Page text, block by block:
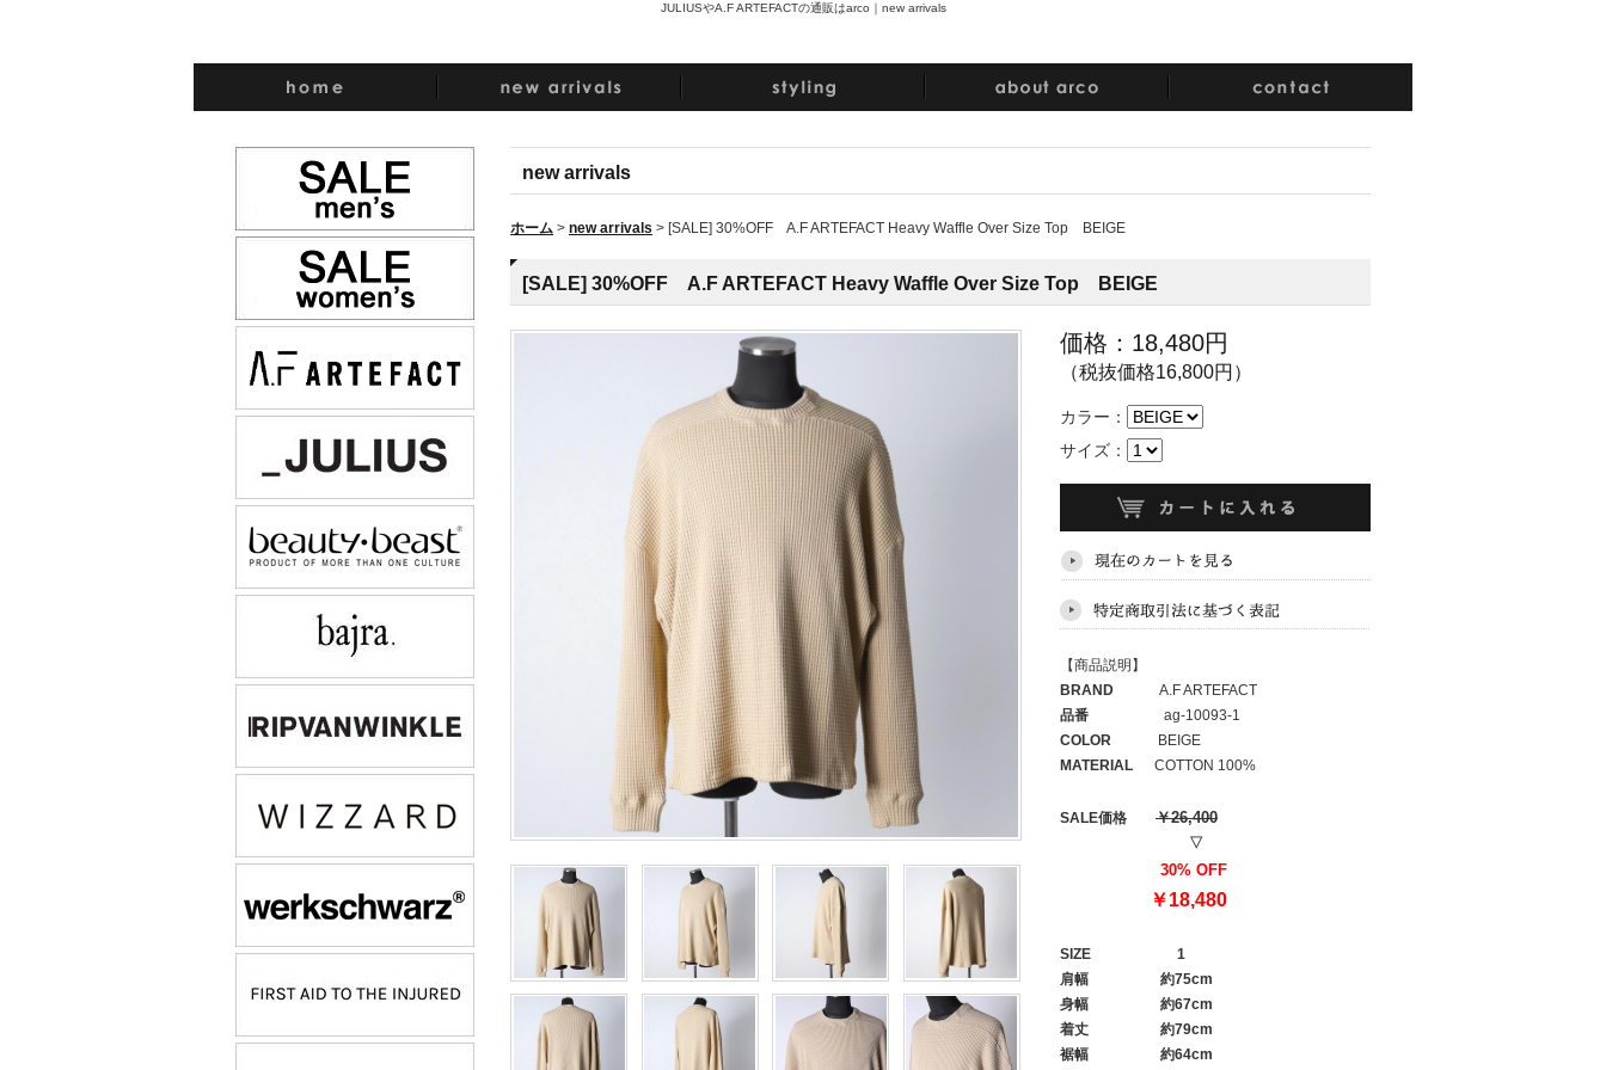
JULIUSやA.F ARTEFACTの通販はarco｜ new arrivals
new arrivals
ホーム > new arrivals > [SALE] 30%OFF A.F ARTEFACT Heavy Waffle Over Size Top BEIGE
[SALE] 30%OFF A.F ARTEFACT Heavy Waffle Over Size Top BEIGE
価格：18,480円
（税抜価格16,800円）
カラー：
サイズ：
【商品説明】
BRAND A.F ARTEFACT
品番 ag-10093-1
COLOR BEIGE
MATERIAL COTTON 100%
SALE価格 ￥26,400
▽
30% OFF
￥18,480
SIZE
1
肩幅 約75cm
身幅 約67cm
着丈 約79cm
裾幅 約64cm